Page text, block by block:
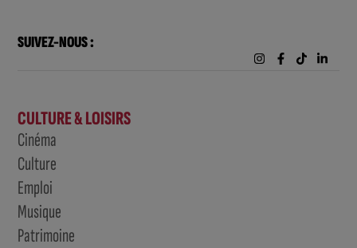
SUIVEZ-NOUS :
CULTURE & LOISIRS
Cinéma
Culture
Emploi
Musique
Patrimoine